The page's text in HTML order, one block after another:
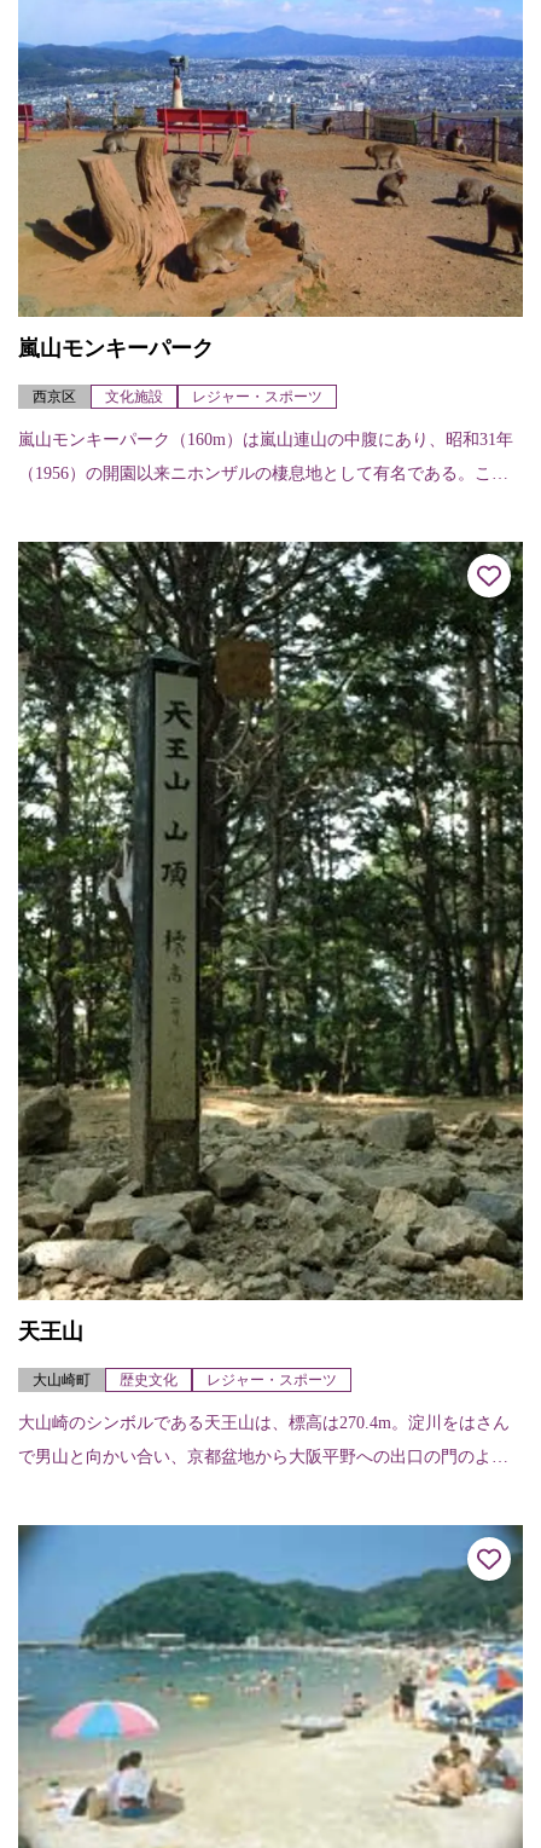
嵐山モンキーパーク
西京区 文化施設 レジャー・スポーツ
嵐山モンキーパーク（160m）は嵐山連山の中腹にあり、昭和31年
（1956）の開園以来ニホンザルの棲息地として有名である。ここ
下におさめ...
天王山
大山崎町 歴史文化 レジャー・スポーツ
大山崎のシンボルである天王山は、標高は270.4m。淀川をはさん
で男山と向かい合い、京都盆地から大阪平野への出口の門のよう
山崎合戦に勝利...